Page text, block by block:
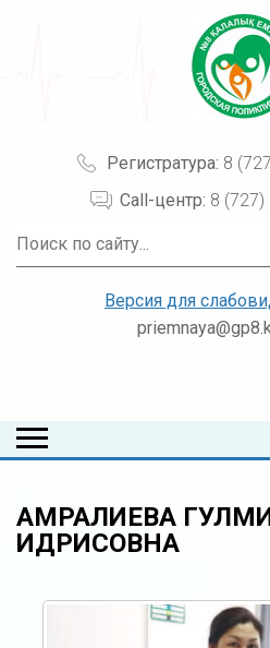
Регистратура: 8
Call-центр: 8 (727)
Версия для
АМРАЛИЕВА
ИДРИСОВНА